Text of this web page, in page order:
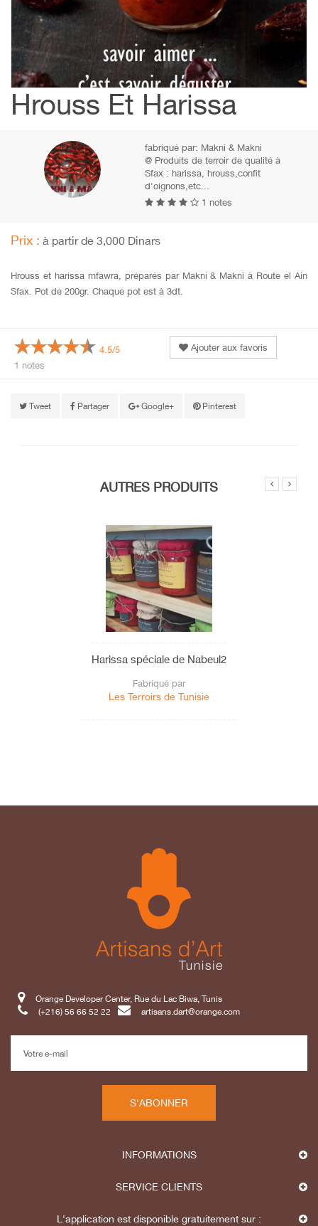
Hrouss Et Harissa
fabriqué par: Makni & Makni
@ Produits de terroir de qualité à
Sfax : harissa, hrouss,confit
d'oignons,etc...
1 notes
Prix : à partir de 3,000 Dinars
Hrouss et harissa mfawra, préparés par Makni & Makni à Route el Ain
Sfax. Pot de 200gr. Chaque pot est à 3dt.
4.5/5
Ajouter aux favoris
1 notes
Tweet Partager Google+ Pinterest
AUTRES PRODUITS
Harissa spéciale de Nabeul2
Fabriqué par
Les Terroirs de Tunisie
Orange Developer Center, Rue du Lac Biwa, Tunis
(+216) 56 66 52 22
artisans.dart@orange.com
S'ABONNER
INFORMATIONS
SERVICE CLIENTS
L'application est disponible gratuitement sur :